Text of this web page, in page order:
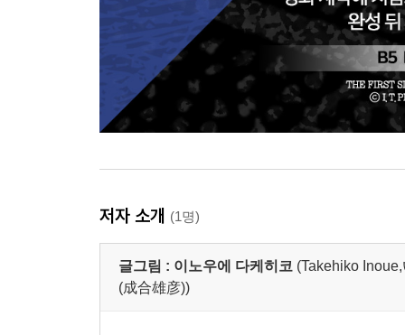
저자 소개 (1명)
글그림 : 이노우에 다케히코 (Takehiko
(成合雄彦))